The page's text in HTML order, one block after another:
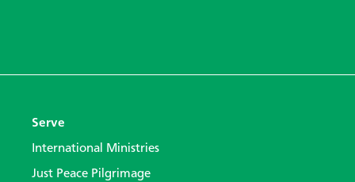
Serve
International Ministries
Just Peace Pilgrimage